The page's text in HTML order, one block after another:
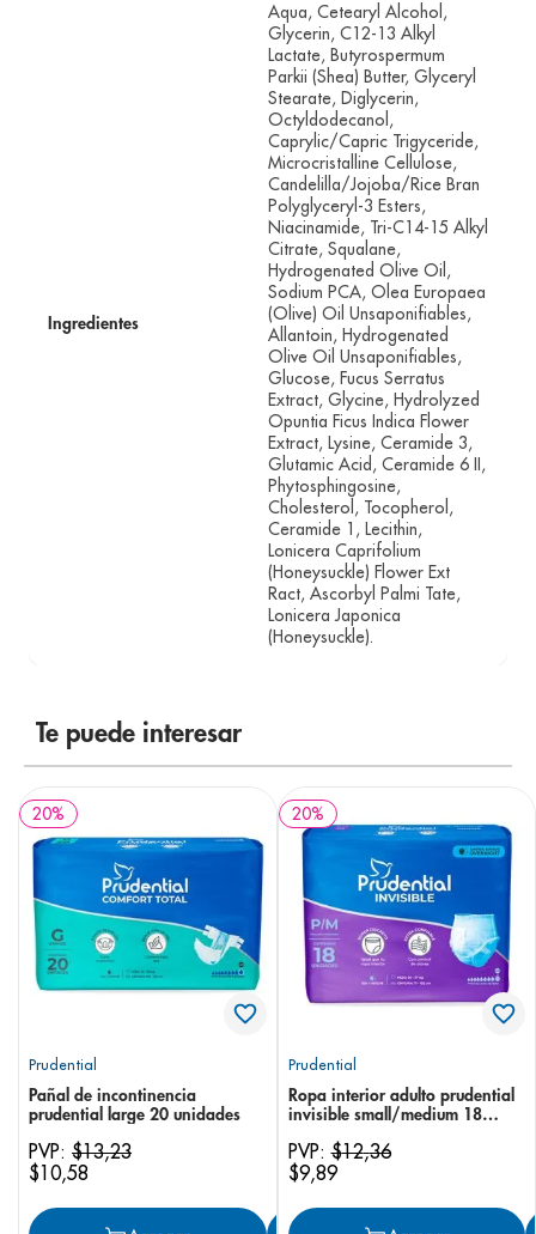
Ingredientes
Aqua, Cetearyl Alcohol,
Glycerin, C12-13 Alkyl
Lactate, Butyrospermum
Parkii (Shea) Butter, Glyceryl
Stearate, Diglycerin,
Octyldodecanol,
Caprylic/Capric Trigyceride,
Microcristalline Cellulose,
Candelilla/Jojoba/Rice Bran
Polyglyceryl-3 Esters,
Niacinamide, Tri-C14-15 Alkyl
Citrate, Squalane,
Hydrogenated Olive Oil,
Sodium PCA, Olea Europaea
(Olive) Oil Unsaponifiables,
Allantoin, Hydrogenated
Olive Oil Unsaponifiables,
Glucose, Fucus Serratus
Extract, Glycine, Hydrolyzed
Opuntia Ficus Indica Flower
Extract, Lysine, Ceramide 3,
Glutamic Acid, Ceramide 6 II,
Phytosphingosine,
Cholesterol, Tocopherol,
Ceramide 1, Lecithin,
Lonicera Caprifolium
(Honeysuckle) Flower Ext
Ract, Ascorbyl Palmi Tate,
Lonicera Japonica
(Honeysuckle).
Te puede interesar
20%
Prudential
Pañal de incontinencia
prudential large 20 unidades
PVP: $13,23
$10,58
20%
Prudential
Ropa interior adulto prudential
invisible small/medium 18
PVP:$12,36
$9,89